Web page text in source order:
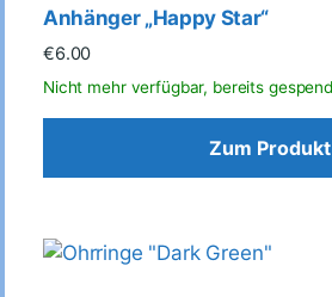
Anhänger „Happy Star“
€6.00
Zum Produkt